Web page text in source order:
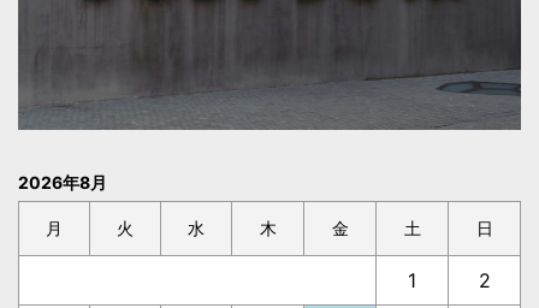
2026年8月
月 火 水 木 金 土 日
1 2